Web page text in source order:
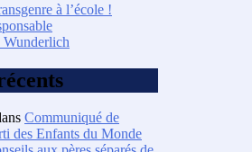
à l’école !
Wunderlich
Communiqué de
des Enfants du Monde